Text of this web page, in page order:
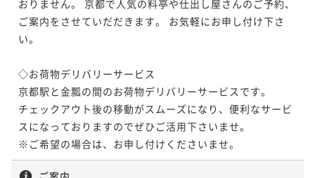
おりません。 京都で人気の料亭や仕出し屋さんのご予約、
ご案内をさせていだだきます。 お気軽にお申し付け下さ
い。
◇お荷物デリバリーサービス
京都駅と金瓢の間のお荷物デリバリーサービスです。
チェックアウト後の移動がスムーズになり、便利なサービ
スになっておりますのでぜひご活用下さいませ。
※ご希望の場合は、お申し付けくださいませ。